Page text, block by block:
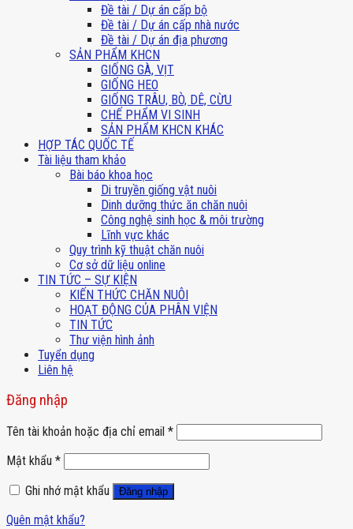
Đề tài / Dự án cấp bộ
Đề tài / Dự án cấp nhà nước
Đề tài / Dự án địa phương
SẢN PHẨM KHCN
GIỐNG GÀ, VỊT
GIỐNG HEO
GIỐNG TRÂU, BÒ, DÊ, CỪU
CHẾ PHẨM VI SINH
SẢN PHẨM KHCN KHÁC
HỢP TÁC QUỐC TẾ
Tài liệu tham khảo
Bài báo khoa học
Di truyền giống vật nuôi
Dinh dưỡng thức ăn chăn nuôi
Công nghệ sinh học & môi trường
Lĩnh vực khác
Quy trình kỹ thuật chăn nuôi
Cơ sở dữ liệu online
TIN TỨC – SỰ KIỆN
KIẾN THỨC CHĂN NUÔI
HOẠT ĐỘNG CỦA PHÂN VIỆN
TIN TỨC
Thư viện hình ảnh
Tuyển dụng
Liên hệ
Đăng nhập
Tên tài khoản hoặc địa chỉ email *
Mật khẩu *
Ghi nhớ mật khẩu
Đăng nhập
Quên mật khẩu?